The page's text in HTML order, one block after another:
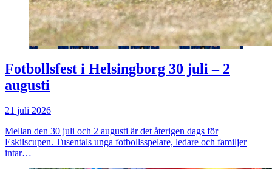
Fotbollsfest i Helsingborg 30 juli – 2
augusti
21 juli 2026
Mellan den 30 juli och 2 augusti är det återigen dags för
Eskilscupen. Tusentals unga fotbollsspelare, ledare och familjer
intar…